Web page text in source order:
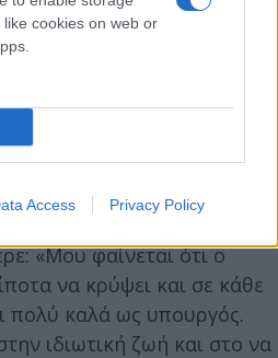
cookies on web or
Access Privacy Policy
«Μου φαίνεται ότι ο
να κρύψει και σε κάθε
πολύ καλά ως υπουργός.
ιδιωτική ζωή και στο να